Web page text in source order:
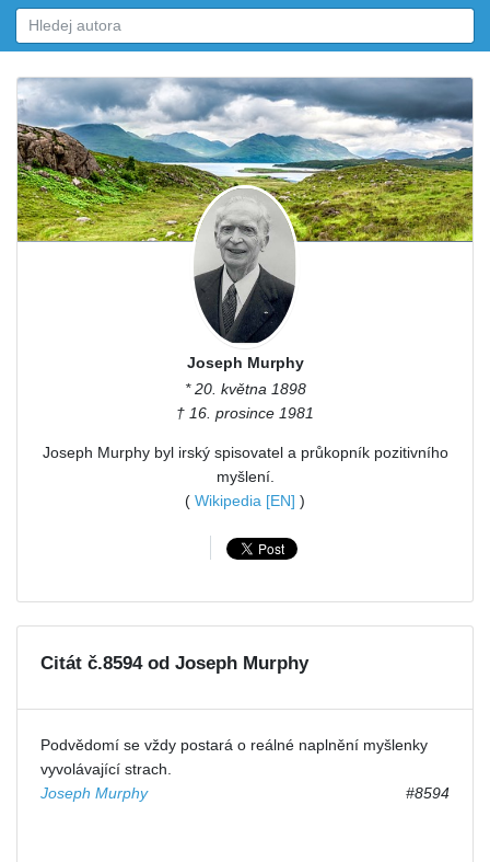
Joseph Murphy
* 20. května 1898
† 16. prosince 1981
Joseph Murphy byl irský spisovatel a průkopník pozitivního
myšlení.
( Wikipedia [EN] )
Citát č.8594 od Joseph Murphy
Podvědomí se vždy postará o reálné naplnění myšlenky
vyvolávající strach.
Joseph Murphy
#8594